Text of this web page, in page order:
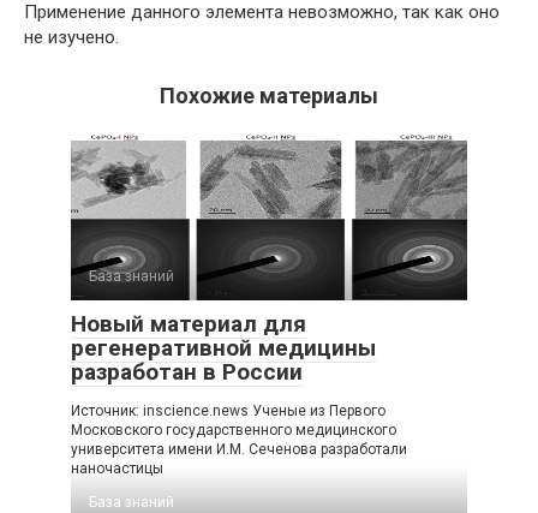
Применение данного элемента невозможно, так как оно
не изучено.
Похожие материалы
База знаний
Новый материал для
регенеративной медицины
разработан в России
Источник: inscience.news Ученые из Первого
Московского государственного медицинского
университета имени И.М. Сеченова разработали
наночастицы
База знаний